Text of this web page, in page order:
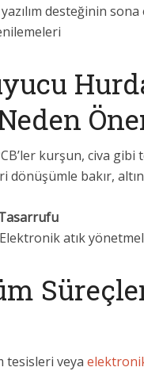
desteğinin sona
kurşun, civa
dönüşümle bakır,
atık
tesisleri veya